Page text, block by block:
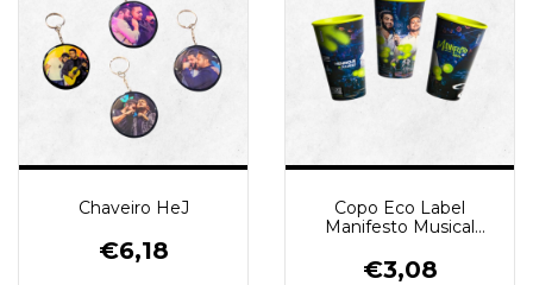
Chaveiro HeJ
€6,18
Copo Eco Label
Manifesto Musical
Azul - (cópia)
€3,08